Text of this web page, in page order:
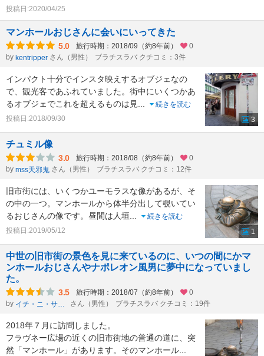
投稿日:2020/04/25
マンホールおじさんに会いにいってきた
5.0 旅行時期：2018/09（約8年前）
0
by kentripper さん（男性） ブラチスラバ クチコミ：3件
インパクト十分でインスタ映えするオブジェなの
で、観光客であふれていました。街中にいくつかあ
るオブジェでこれを超えるものは見
続きを読む
投稿日:2018/09/30
3
チュミル像
3.0 旅行時期：2018/08（約8年前）
0
by mss天邪鬼 さん（男性） ブラチスラバ クチコミ：12件
旧市街には、いくつかユーモラスな像があるが、そ
の中の一つ。マンホールから体半分出して覗いてい
るおじさんの像です。昼間は人垣
続きを読む
投稿日:2019/05/12
1
中世の旧市街の景色を見に来ているのに、いつの間にかマ
ンホールおじさんやナポレオン風男に夢中になっていまし
た。
3.5 旅行時期：2018/07（約8年前）
0
by
イチ・ニ・サン・シー・ニー・ニー さん（男性） ブラチスラバ クチコミ：19件
2018年７月に訪問しました。
フラヴネー広場の近くの旧市街地の普通の道に、突
然「マンホール」があります。そのマンホール